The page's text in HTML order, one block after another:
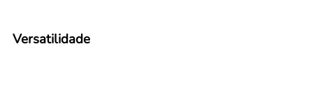
Versatilidade